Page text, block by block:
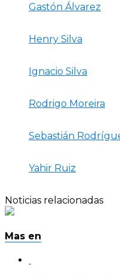
Gastón Álvarez
Henry Silva
Ignacio Silva
Rodrigo Moreira
Sebastián
Yahir Ruiz
Noticias relacionadas
Mas en